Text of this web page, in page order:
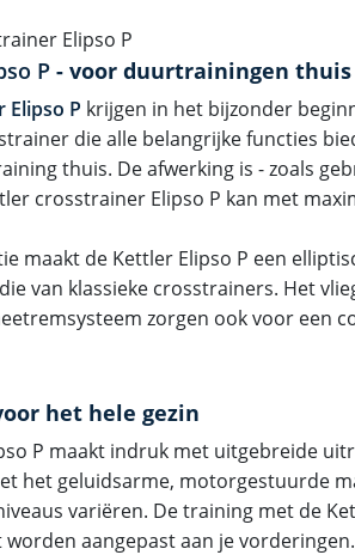
Elipso P
P- voor duurtrainingen thuis
Elipso P krijgen in het bijzonder
die alle belangrijke functies
thuis. De afwerking is - zoals
crosstrainer Elipso P kan met
maakt de Kettler Elipso P een
van klassieke crosstrainers. Het
zorgen ook voor een
het hele gezin
P maakt indruk met uitgebreide
het geluidsarme, motorgestuurde
variëren. De training met de
aangepast aan je vorderingen.